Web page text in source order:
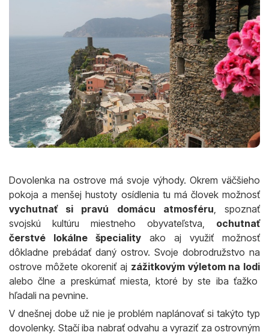
Dovolenka na ostrove má svoje výhody. Okrem väčšieho
pokoja a menšej hustoty osídlenia tu má človek možnosť
vychutnať si pravú domácu atmosféru, spoznať
svojskú kultúru miestneho obyvateľstva, ochutnať
čerstvé lokálne špeciality ako aj využiť možnosť
dôkladne prebádať daný ostrov. Svoje dobrodružstvo na
ostrove môžete okoreniť aj zážitkovým výletom na lodi
alebo člne a preskúmať miesta, ktoré by ste iba ťažko
hľadali na pevnine.
V dnešnej dobe už nie je problém naplánovať si takýto typ
dovolenky. Stačí iba nabrať odvahu a vyraziť za ostrovným